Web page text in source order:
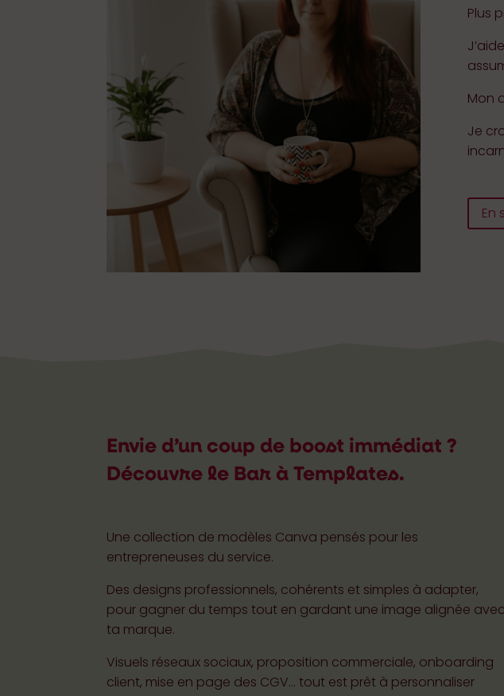
Plus
Mon
Je
En
Envie d’un coup de boost immédiat ?
Découvre le Bar à Templates.
Une collection de modèles Canva pensés pour les
entrepreneuses du service.
Des designs professionnels, cohérents et simples à adapter,
pour gagner du temps tout en gardant une image alignée avec
ta marque.
Visuels réseaux sociaux, proposition commerciale, onboarding
client, mise en page des CGV… tout est prêt à personnaliser